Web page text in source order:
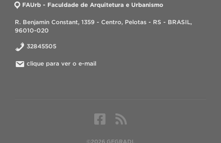
FAUrb - Faculdade de Arquitetura e Urbanismo
R. Benjamin Constant, 1359 - Centro, Pelotas - RS - BRASIL,
96010-020
32845505
clique para ver o e-mail
©2026 GEGRADI.